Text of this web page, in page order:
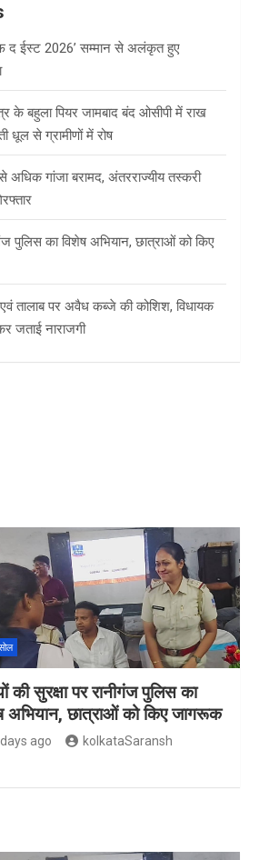
द ईस्ट 2026’ सम्मान से अलंकृत हुए
के बहुला पियर जामबाद बंद ओसीपी में राख
धूल से ग्रामीणों में रोष
गांजा बरामद, अंतरराज्यीय तस्करी
पुलिस का विशेष अभियान, छात्राओं को किए
तालाब पर अवैध कब्जे की कोशिश, विधायक
जताई नाराजगी
की सुरक्षा पर रानीगंज पुलिस का
अभियान, छात्राओं को किए जागरूक
ago kolkataSaransh